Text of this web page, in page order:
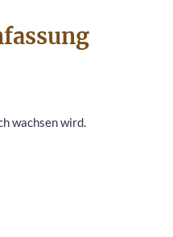
wachsen wird.